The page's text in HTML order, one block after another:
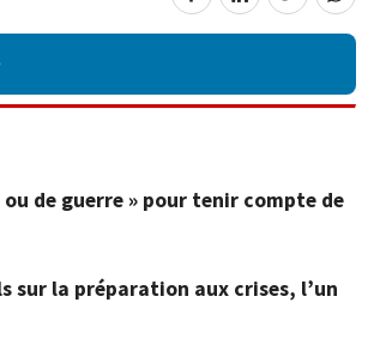
ou de guerre » pour tenir compte de
sur la préparation aux crises, l’un